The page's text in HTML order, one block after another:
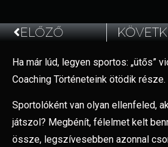
2023.05.14.
ELŐZŐ
Ha már lúd, legyen sportos: „ütős”
Coaching Történeteink ötödik része.
Sportolóként van olyan ellenfeled,
játszol? Megbénít, félelmet kelt
össze, legszívesebben azonnal